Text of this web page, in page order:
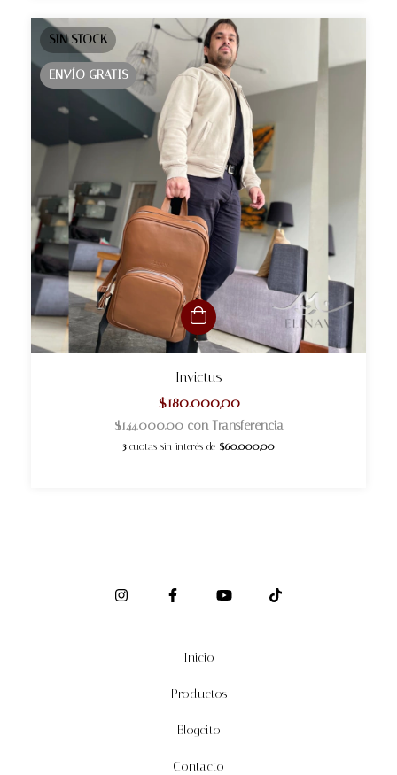
SIN STOCK
ENVÍO GRATIS
Invictus
$180.000,00
$144.000,00 con Transferencia
3 cuotas sin interés de $60.000,00
Inicio
Productos
Blogcito
Contacto